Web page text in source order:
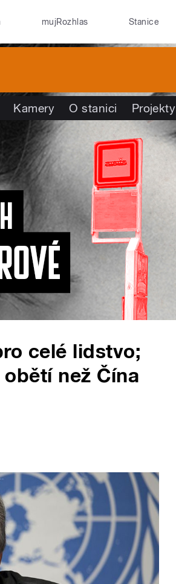
mujRozhlas Stanice
Kamery O stanici Projekty
celé lidstvo;
než Čína